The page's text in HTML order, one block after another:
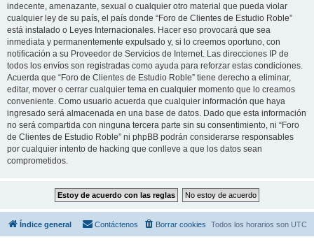
indecente, amenazante, sexual o cualquier otro material que pueda violar
cualquier ley de su país, el país donde “Foro de Clientes de Estudio Roble”
está instalado o Leyes Internacionales. Hacer eso provocará que sea
inmediata y permanentemente expulsado y, si lo creemos oportuno, con
notificación a su Proveedor de Servicios de Internet. Las direcciones IP de
todos los envíos son registradas como ayuda para reforzar estas condiciones.
Acuerda que “Foro de Clientes de Estudio Roble” tiene derecho a eliminar,
editar, mover o cerrar cualquier tema en cualquier momento que lo creamos
conveniente. Como usuario acuerda que cualquier información que haya
ingresado será almacenada en una base de datos. Dado que esta información
no será compartida con ninguna tercera parte sin su consentimiento, ni “Foro
de Clientes de Estudio Roble” ni phpBB podrán considerarse responsables
por cualquier intento de hacking que conlleve a que los datos sean
comprometidos.
Índice general Todos los horarios son UTC
Borrar cookies
Contáctenos